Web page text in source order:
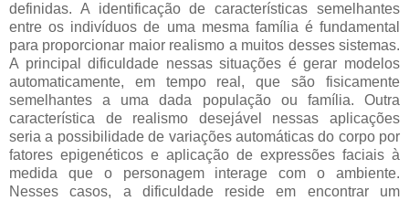
definidas. A identificação de características semelhantes
entre os indivíduos de uma mesma família é fundamental
para proporcionar maior realismo a muitos desses sistemas.
A principal dificuldade nessas situações é gerar modelos
automaticamente, em tempo real, que são fisicamente
semelhantes a uma dada população ou família. Outra
característica de realismo desejável nessas aplicações
seria a possibilidade de variações automáticas do corpo por
fatores epigenéticos e aplicação de expressões faciais à
medida que o personagem interage com o ambiente.
Nesses casos, a dificuldade reside em encontrar um